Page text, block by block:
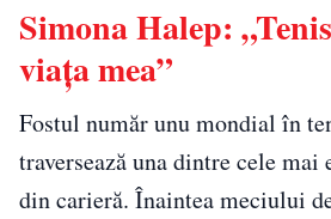
Simona Halep:
viața mea”
Fostul număr unu mondial în
traversează una dintre cele
din carieră. Înaintea meciului